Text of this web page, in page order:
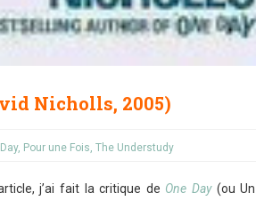
Nicholls, 2005)
, Pour une Fois The Understudy
j’ai fait la critique de One Day (ou Un